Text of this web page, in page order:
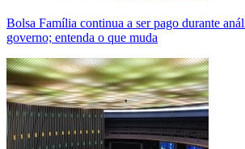
Bolsa Família continua a ser pago durante
governo; entenda o que muda